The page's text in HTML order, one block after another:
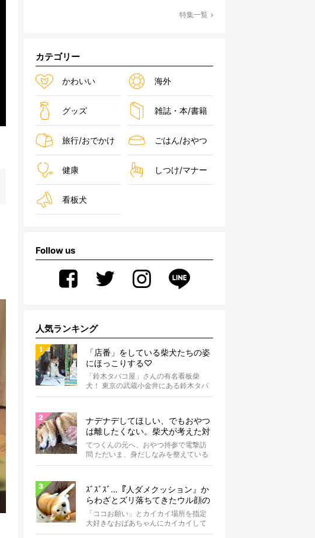
特集一覧
カテゴリー
かわいい 海外
グッズ 雑誌・本/書籍
旅行/おでかけ ごはん/おやつ
健康 しつけ/マナー
看板犬
Follow us
人気ランキング
「店番」をしている柴犬たちの姿
にほっこりする♡
「鈴木タバコ屋」さんの有名看板柴
犬！ 東京の武蔵小金井にある鈴木タバ
コ屋さん。その店先には有名な看板柴
ナデナデしてほしい、でもおやつ
は離したくない。柴犬が考えた対
応策が、欲しがりさんすぎて笑え
る【動画】
てつくんの元へ、おやつ持参で電撃訪
問 ただいま、身だしなみを整えている
最中の柴犬てつくん。 そこへ、オーナ
ｽﾞｽﾞｽﾞ…『人ダメクッション』か
らわざとズリ落ちてきたウル顔の
柴犬。甘え上手すぎて、進んで完
敗したい。【動画】
「ココお願い」とカイカイ場所を指定
大好きなおばあちゃんにカイカイして
もらっているこうめちゃん。いつも、